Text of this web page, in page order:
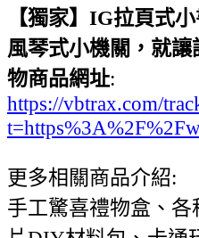
【獨家】IG拉頁式
風琴式小機關，就
物商品網址:
https://vbtrax.com/
更多相關商品介紹:
手工驚喜禮物盒、